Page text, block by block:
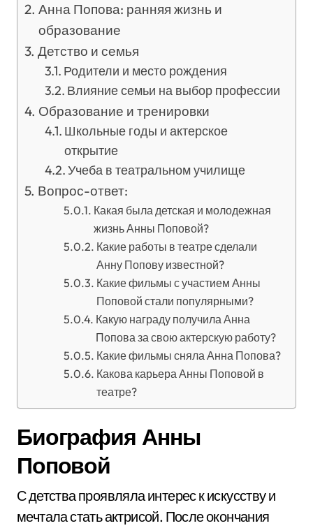
Анна Попова: ранняя жизнь и
образование
Детство и семья
Родители и место рождения
Влияние семьи на выбор профессии
Образование и тренировки
Школьные годы и актерское
открытие
Учеба в театральном училище
Вопрос-ответ:
Какая была детская и молодежная
жизнь Анны Поповой?
Какие работы в театре сделали
Анну Попову известной?
Какие фильмы с участием Анны
Поповой стали популярными?
Какую награду получила Анна
Попова за свою актерскую работу?
Какие фильмы сняла Анна Попова?
Какова карьера Анны Поповой в
театре?
Биография Анны
Поповой
С детства проявляла интерес к искусству и
мечтала стать актрисой. После окончания